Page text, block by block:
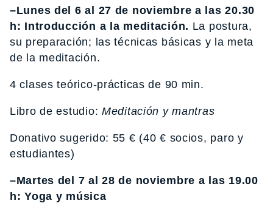
–Lunes del 6 al 27 de noviembre a las 20.30
h: Introducción a la meditación. La postura,
su preparación; las técnicas básicas y la meta
de la meditación.
4 clases teórico-prácticas de 90 min.
Libro de estudio: Meditación y mantras
Donativo sugerido: 55 € (40 € socios, paro y
estudiantes)
–Martes del 7 al 28 de noviembre a las 19.00
h: Yoga y música